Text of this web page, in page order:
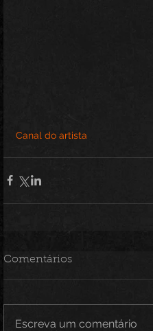
Canal do artista
Comentários
Escreva um comentário